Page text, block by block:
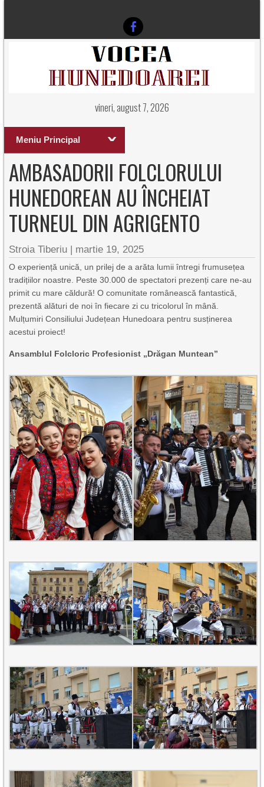
vineri, august 7, 2026
Meniu Principal
AMBASADORII FOLCLORULUI
HUNEDOREAN AU ÎNCHEIAT
TURNEUL DIN AGRIGENTO
Stroia Tiberiu | martie 19, 2025
O experiență unică, un prilej de a arăta lumii întregi frumusețea
tradițiilor noastre. Peste 30.000 de spectatori prezenți care ne-au
primit cu mare căldură! O comunitate românească fantastică,
prezentă alături de noi în fiecare zi cu tricolorul în mână.
Mulțumiri Consiliului Județean Hunedoara pentru susținerea
acestui proiect!
Ansamblul Folcloric Profesionist „Drăgan Muntean”